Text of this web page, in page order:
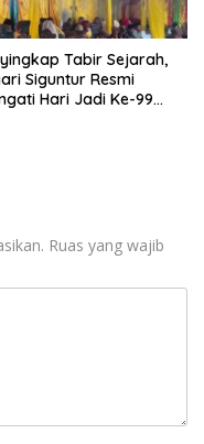
Tabir Sejarah,
Siguntur Resmi
Hari Jadi Ke-99
Ruas yang wajib